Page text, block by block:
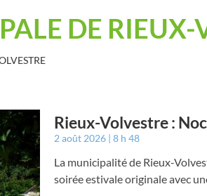
DE RIEUX-
Rieux-Volvestre :
2 août 2026 8 h 48
La municipalité de Rieux-
soirée estivale originale avec